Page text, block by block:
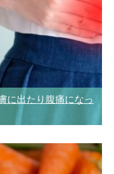
に出たり腹痛になっ